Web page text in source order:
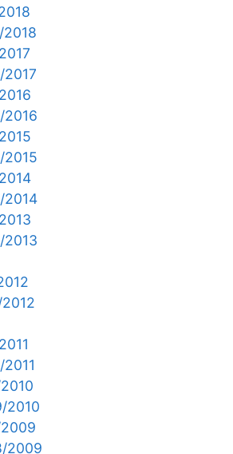
2018
2017
2016
2015
2014
2013
2010
2009